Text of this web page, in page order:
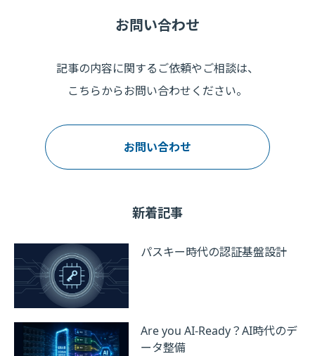
新着記事
パスキー時代の認証基盤設計
Are you AI-Ready？AI時代のデ
ータ整備
お問い合わせ
記事の内容に関するご依頼やご相談は、
こちらからお問い合わせください。
お問い合わせ